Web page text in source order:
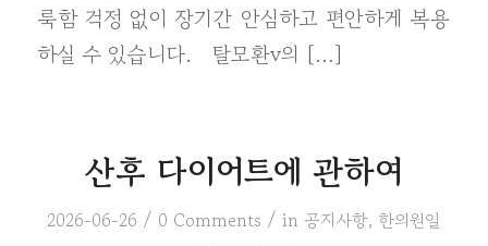
룩함 걱정 없이 장기간 안심하고 편안하게 복용
하실 수 있습니다. 탈모환v의 […]
산후 다이어트에 관하여
2026-06-26 / 0 Comments / in공지사항, 한의원일